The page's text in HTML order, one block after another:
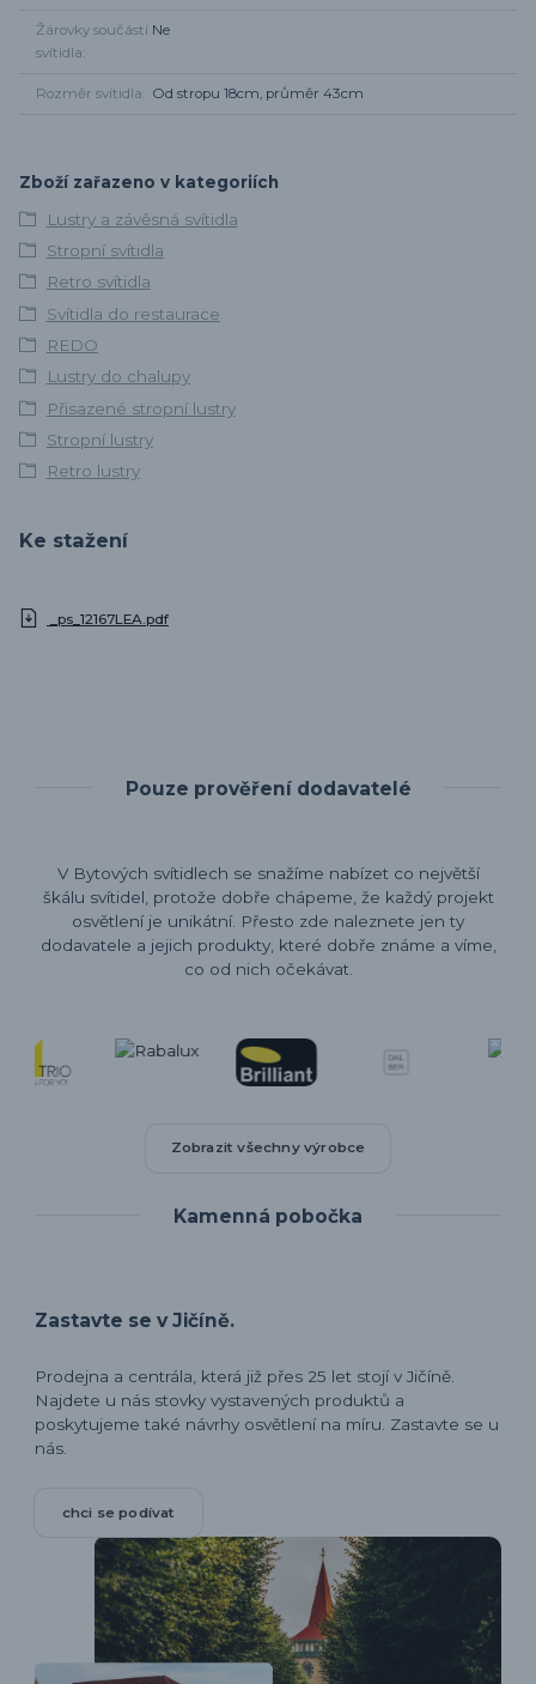
Žárovky součástí
svítidla
Ne
Rozměr svítidla Od stropu 18cm, průměr 43cm
Zboží zařazeno v kategoriích
Lustry a závěsná svítidla
Stropní svítidla
Retro svítidla
Svítidla do restaurace
REDO
Lustry do chalupy
Přisazené stropní lustry
Stropní lustry
Retro lustry
Ke stažení
_ps_12167LEA.pdf
Pouze prověření dodavatelé
V Bytových svítidlech se snažíme nabízet co největší
škálu svítidel, protože dobře chápeme, že každý projekt
osvětlení je unikátní. Přesto zde naleznete jen ty
dodavatele a jejich produkty, které dobře známe a víme,
co od nich očekávat.
Zobrazit všechny výrobce
Kamenná pobočka
Zastavte se v Jičíně.
Prodejna a centrála, která již přes 25 let stojí v Jičíně.
Najdete u nás stovky vystavených produktů a
poskytujeme také návrhy osvětlení na míru. Zastavte se u
nás.
chci se podívat